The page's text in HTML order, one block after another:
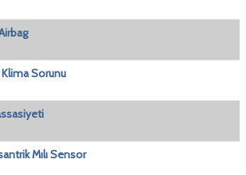
Sorunu
Mılı Sensor